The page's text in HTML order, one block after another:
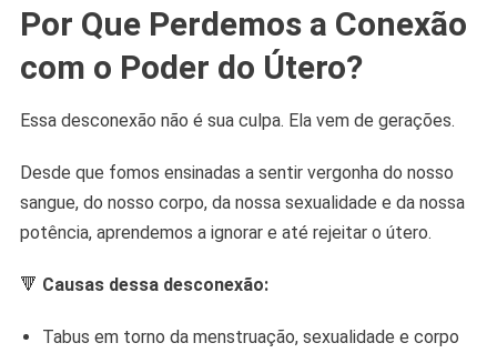
Por Que Perdemos a Conexão
com o Poder do Útero?
Essa desconexão não é sua culpa. Ela vem de gerações.
Desde que fomos ensinadas a sentir vergonha do nosso
sangue, do nosso corpo, da nossa sexualidade e da nossa
potência, aprendemos a ignorar e até rejeitar o útero.
🔻 Causas dessa desconexão:
Tabus em torno da menstruação, sexualidade e corpo